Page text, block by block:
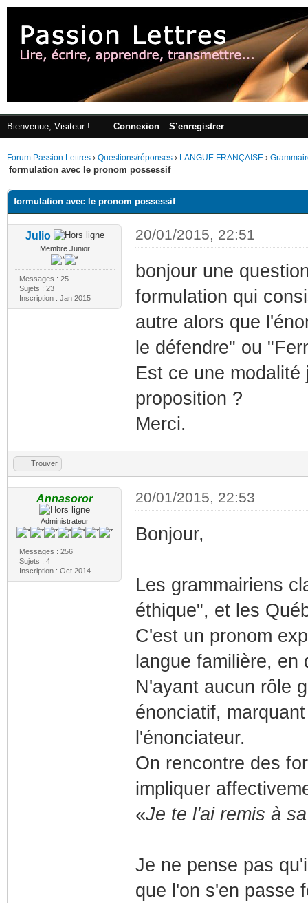
Bienvenue, Visiteur ! Connexion S’enregistrer
Forum Passion Lettres › Questions/réponses › LANGUE FRANÇAISE ›
formulation avec le pronom possessif
formulation avec le pronom possessif
Julio
Membre Junior
Messages : 25
Sujets : 23
Inscription : Jan 2015
20/01/2015, 22:51
bonjour une
formulation qui
autre alors que
le défendre" ou
Est ce une
proposition ?
Merci.
Trouver
Annasoror
Administrateur
Messages : 256
Sujets : 4
Inscription : Oct 2014
20/01/2015, 22:53
Bonjour,
Les grammairiens
éthique", et les
C'est un pronom
langue familière,
N'ayant aucun rôle
énonciatif,
l'énonciateur.
On rencontre des
impliquer
«Je te l'ai remis à
Je ne pense pas
que l'on s'en passe